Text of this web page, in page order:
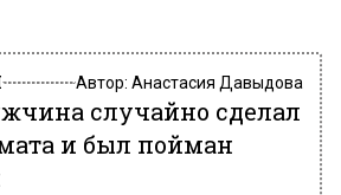
Автор: Анастасия Давыдова
случайно сделал
и был пойман